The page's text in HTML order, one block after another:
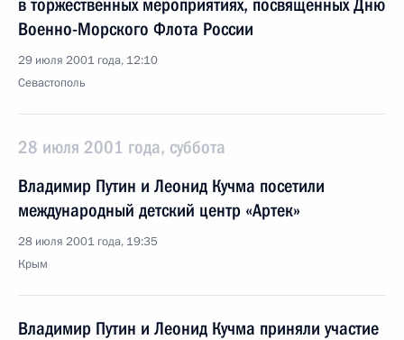
в торжественных мероприятиях, посвященных Дню
Военно-Морского Флота России
29 июля 2001 года, 12:10
Севастополь
28 июля 2001 года, суббота
Владимир Путин и Леонид Кучма посетили
международный детский центр «Артек»
28 июля 2001 года, 19:35
Крым
Владимир Путин и Леонид Кучма приняли участие